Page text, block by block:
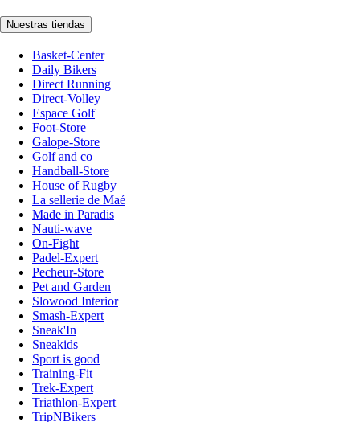
Nuestras tiendas
Basket-Center
Daily Bikers
Direct Running
Direct-Volley
Espace Golf
Foot-Store
Galope-Store
Golf and co
Handball-Store
House of Rugby
La sellerie de Maé
Made in Paradis
Nauti-wave
On-Fight
Padel-Expert
Pecheur-Store
Pet and Garden
Slowood Interior
Smash-Expert
Sneak'In
Sneakids
Sport is good
Training-Fit
Trek-Expert
Triathlon-Expert
TripNBikers